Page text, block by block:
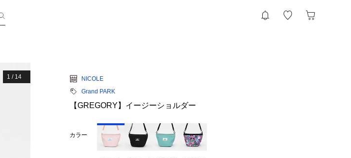
1 / 14
NICOLE
Grand PARK
【GREGORY】イージーショルダー
カラー